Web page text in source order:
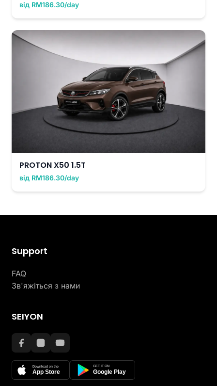
від RM186.30/day
PROTON X50 1.5T
від RM186.30/day
SEIYON
Download on the
App Store
GET IT ON
Google Play
Support
FAQ
Зв'яжіться з нами